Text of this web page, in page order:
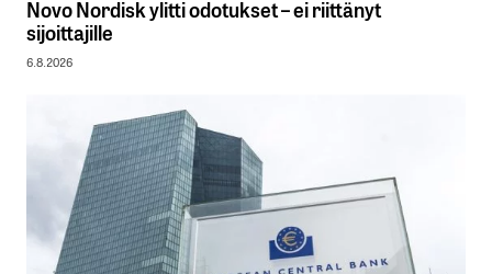
Novo Nordisk ylitti odotukset – ei riittänyt
sijoittajille
6.8.2026